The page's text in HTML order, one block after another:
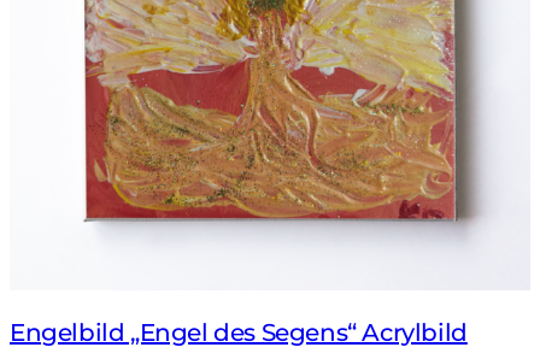
Engelbild „Engel des Segens“ Acrylbild